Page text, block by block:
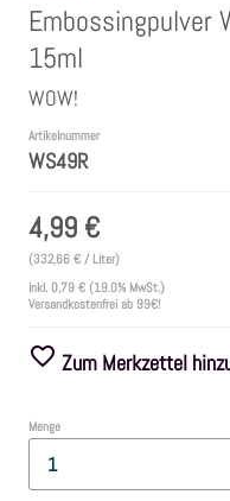
Papiere
Farben
Maritim/Sommer
Embossingpulver
15ml
WOW!
Artikelnummer
WS49R
4,99 €
(332,66 € / Liter)
inkl. 0,79 € (19.0% MwSt.)
Versandkostenfrei ab 99€!
Zum Merkzettel
Menge